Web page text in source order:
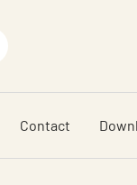
termeContact